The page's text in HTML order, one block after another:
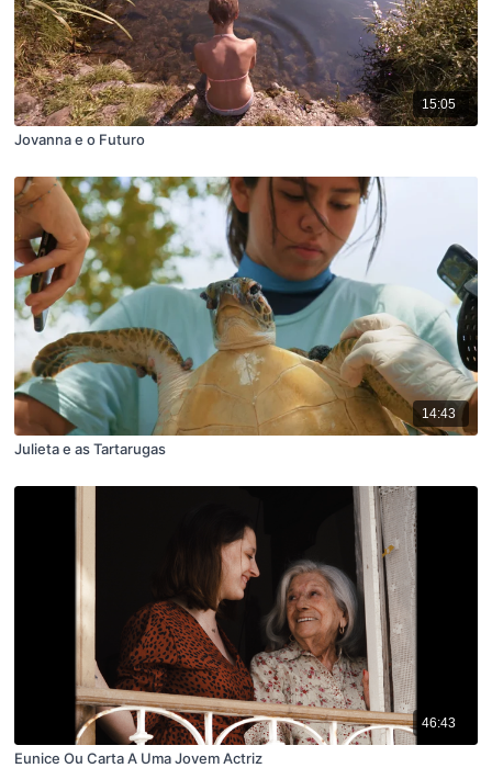
15:05
Jovanna e o Futuro
14:43
Julieta e as Tartarugas
46:43
Eunice Ou Carta A Uma Jovem Actriz